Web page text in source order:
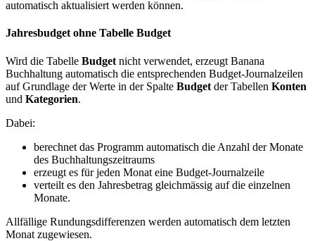
automatisch aktualisiert werden können.
Jahresbudget ohne Tabelle Budget
Wird die Tabelle Budget nicht verwendet, erzeugt Banana
Buchhaltung automatisch die entsprechenden Budget-Journalzeilen
auf Grundlage der Werte in der Spalte Budget der Tabellen Konten
und Kategorien.
Dabei:
berechnet das Programm automatisch die Anzahl der Monate
des Buchhaltungszeitraums
erzeugt es für jeden Monat eine Budget-Journalzeile
verteilt es den Jahresbetrag gleichmässig auf die einzelnen
Monate.
Allfällige Rundungsdifferenzen werden automatisch dem letzten
Monat zugewiesen.